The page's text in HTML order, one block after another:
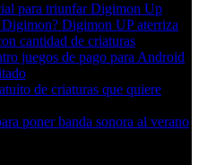
para triunfar Digimon Up
Digimon? Digimon UP aterriza
cantidad de criaturas
juegos de pago para Android
de criaturas que quiere
poner banda sonora al verano